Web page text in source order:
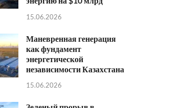
15.06.2026
Маневренная генерация
как фундамент
энергетической
независимости Казахстана
15.06.2026